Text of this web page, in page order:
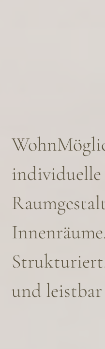
individuelle
und leistbar